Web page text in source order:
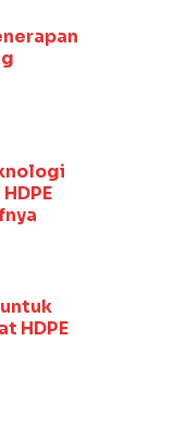
HDPE